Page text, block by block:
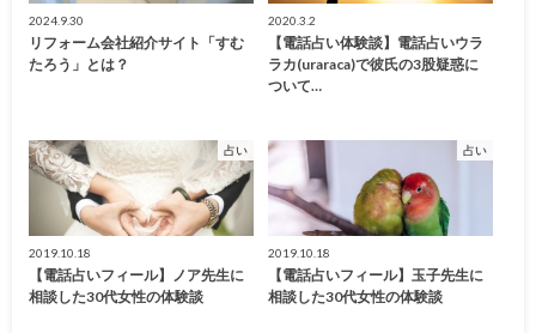
2024.9.30
リフォーム会社紹介サイト「すむ
たろう」とは？
2020.3.2
【電話占い体験談】電話占いウラ
ラカ(uraraca)で彼氏の3股疑惑に
ついて…
占い
2019.10.18
【電話占いフィール】ノア先生に
相談した30代女性の体験談
占い
2019.10.18
【電話占いフィール】玉子先生に
相談した30代女性の体験談